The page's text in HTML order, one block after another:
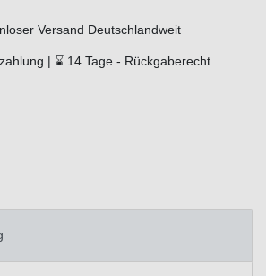
Versand Deutschlandweit
| ⌛ 14 Tage - Rückgaberecht